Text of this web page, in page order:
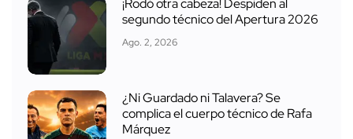
¡Rodó otra cabeza! Despiden al
segundo técnico del Apertura 2026
Ago. 2, 2026
¿Ni Guardado ni Talavera? Se
complica el cuerpo técnico de Rafa
Márquez